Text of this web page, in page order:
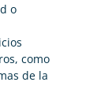
o
como
de la